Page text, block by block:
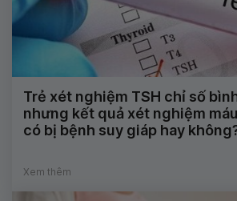
Trẻ xét nghiệm TSH chỉ số
nhưng kết quả xét nghiệm
có bị bệnh suy giáp hay
Xem thêm